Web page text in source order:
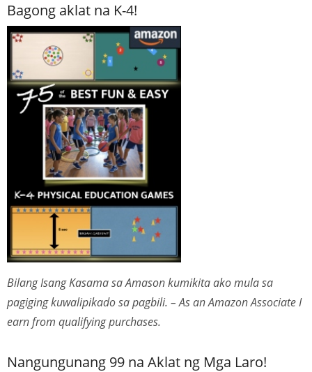
Bagong aklat na K-4!
Bilang Isang Kasama sa Amason kumikita ako mula sa
pagiging kuwalipikado sa pagbili. – As an Amazon Associate I
earn from qualifying purchases.
Nangungunang 99 na Aklat ng Mga Laro!